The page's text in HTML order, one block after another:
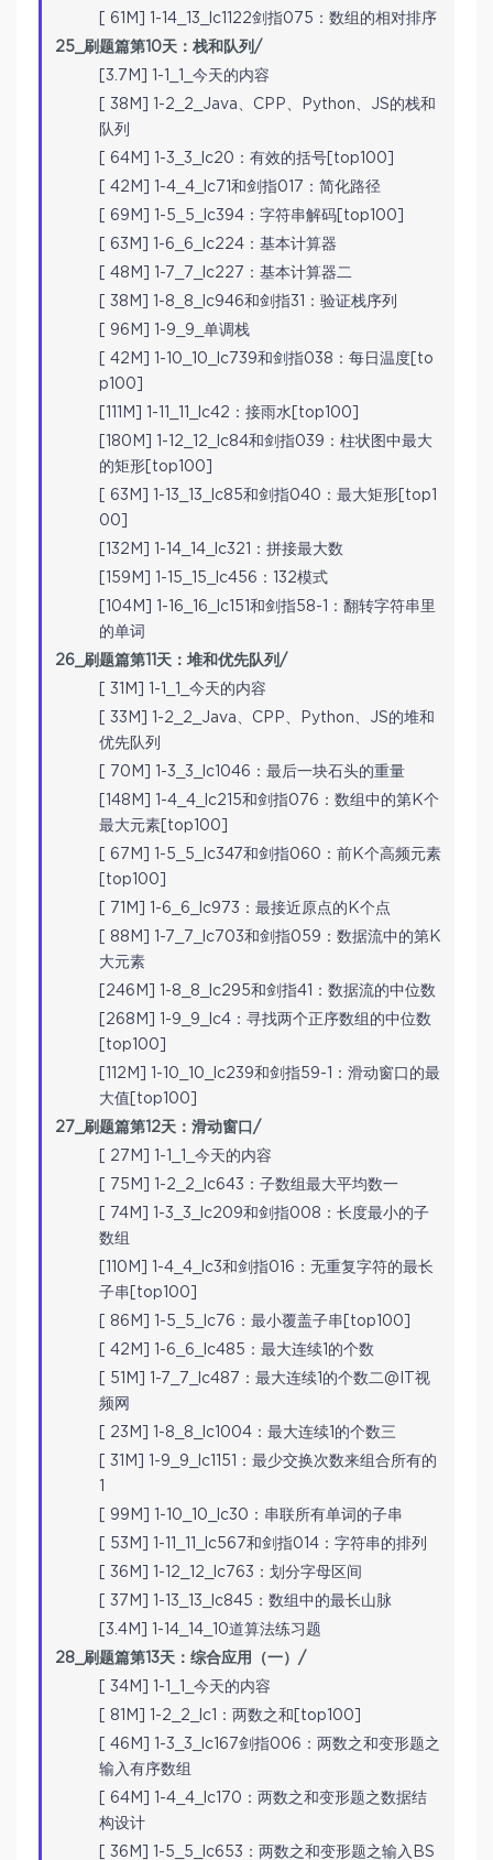
[ 61M] 1-14_13_lc1122剑指075：数组的相对排序
25_刷题篇第10天：栈和队列/
[3.7M] 1-1_1_今天的内容
[ 38M] 1-2_2_Java、CPP、Python、JS的栈和
队列
[ 64M] 1-3_3_lc20：有效的括号[top100]
[ 42M] 1-4_4_lc71和剑指017：简化路径
[ 69M] 1-5_5_lc394：字符串解码[top100]
[ 63M] 1-6_6_lc224：基本计算器
[ 48M] 1-7_7_lc227：基本计算器二
[ 38M] 1-8_8_lc946和剑指31：验证栈序列
[ 96M] 1-9_9_单调栈
[ 42M] 1-10_10_lc739和剑指038：每日温度[to
p100]
[111M] 1-11_11_lc42：接雨水[top100]
[180M] 1-12_12_lc84和剑指039：柱状图中最大
的矩形[top100]
[ 63M] 1-13_13_lc85和剑指040：最大矩形[top1
00]
[132M] 1-14_14_lc321：拼接最大数
[159M] 1-15_15_lc456：132模式
[104M] 1-16_16_lc151和剑指58-1：翻转字符串里
的单词
26_刷题篇第11天：堆和优先队列/
[ 31M] 1-1_1_今天的内容
[ 33M] 1-2_2_Java、CPP、Python、JS的堆和
优先队列
[ 70M] 1-3_3_lc1046：最后一块石头的重量
[148M] 1-4_4_lc215和剑指076：数组中的第K个
最大元素[top100]
[ 67M] 1-5_5_lc347和剑指060：前K个高频元素
[top100]
[ 71M] 1-6_6_lc973：最接近原点的K个点
[ 88M] 1-7_7_lc703和剑指059：数据流中的第K
大元素
[246M] 1-8_8_lc295和剑指41：数据流的中位数
[268M] 1-9_9_lc4：寻找两个正序数组的中位数
[top100]
[112M] 1-10_10_lc239和剑指59-1：滑动窗口的最
大值[top100]
27_刷题篇第12天：滑动窗口/
[ 27M] 1-1_1_今天的内容
[ 75M] 1-2_2_lc643：子数组最大平均数一
[ 74M] 1-3_3_lc209和剑指008：长度最小的子
数组
[110M] 1-4_4_lc3和剑指016：无重复字符的最长
子串[top100]
[ 86M] 1-5_5_lc76：最小覆盖子串[top100]
[ 42M] 1-6_6_lc485：最大连续1的个数
[ 51M] 1-7_7_lc487：最大连续1的个数二@IT视
频网
[ 23M] 1-8_8_lc1004：最大连续1的个数三
[ 31M] 1-9_9_lc1151：最少交换次数来组合所有的
[ 99M] 1-10_10_lc30：串联所有单词的子串
[ 53M] 1-11_11_lc567和剑指014：字符串的排列
[ 36M] 1-12_12_lc763：划分字母区间
[ 37M] 1-13_13_lc845：数组中的最长山脉
[3.4M] 1-14_14_10道算法练习题
28_刷题篇第13天：综合应用（一）/
[ 34M] 1-1_1_今天的内容
[ 81M] 1-2_2_lc1：两数之和[top100]
[ 46M] 1-3_3_lc167剑指006：两数之和变形题之
输入有序数组
[ 64M] 1-4_4_lc170：两数之和变形题之数据结
构设计
[ 36M] 1-5_5_lc653：两数之和变形题之输入BS